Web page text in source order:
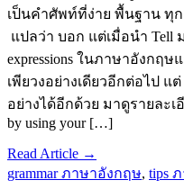
เป็นคำศัพท์ที่ง่าย พื้นฐาน ทุก
แปลว่า บอก แต่เมื่อนำ Tell
expressions ในภาษาอังกฤ
เพียวงอย่างเดียวอีกต่อไป แ
อย่างได้อีกด้วย มาดูรายละ
by using your […]
Read Article →
grammar ภาษาอังกฤษ, tips